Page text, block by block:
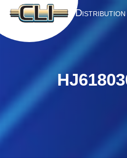
A CCUEIL DISTRIBUTION